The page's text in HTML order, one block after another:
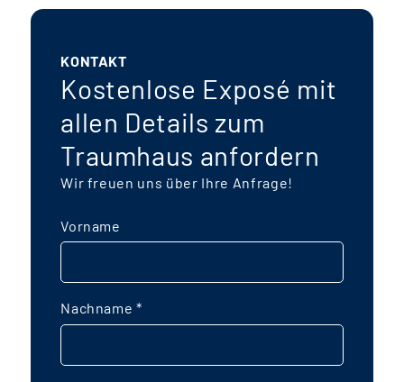
KONTAKT
Kostenlose Exposé mit
allen Details zum
Traumhaus anfordern
Wir freuen uns über Ihre Anfrage!
Vorname
Nachname*